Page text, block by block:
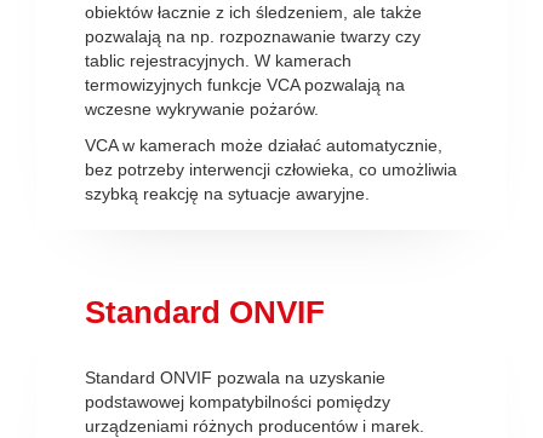
obiektów łacznie z ich śledzeniem, ale także
pozwalają na np. rozpoznawanie twarzy czy
tablic rejestracyjnych. W kamerach
termowizyjnych funkcje VCA pozwalają na
wczesne wykrywanie pożarów.
VCA w kamerach może działać automatycznie,
bez potrzeby interwencji człowieka, co umożliwia
szybką reakcję na sytuacje awaryjne.
Standard ONVIF
Standard ONVIF pozwala na uzyskanie
podstawowej kompatybilności pomiędzy
urządzeniami różnych producentów i marek.